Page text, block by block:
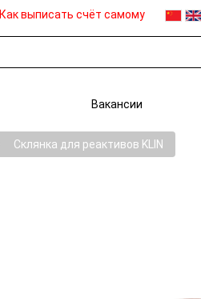
Как выписать счёт самому
Вакансии
Склянка для реактивов KLIN